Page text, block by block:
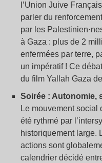
l’Union Juive
parler du
par les
à Gaza : plus de 2
enfermées par terre,
un impératif ! Ce
du film Yallah Gaza
Soirée : Autonomie,
Le mouvement social
été rythmé par
historiquement large.
actions sont
calendrier décidé